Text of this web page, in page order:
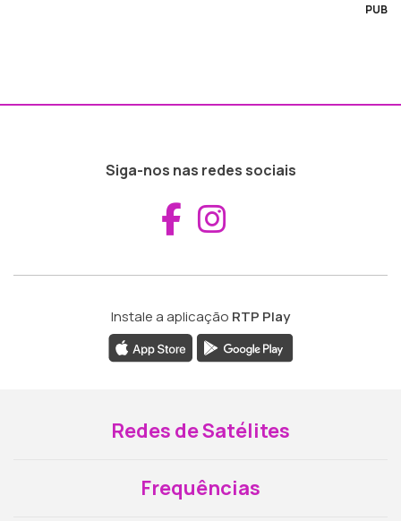
PUB
Siga-nos nas redes sociais
Aceder ao
Instale a aplicação RTP Play
Redes de Satélites
Frequências